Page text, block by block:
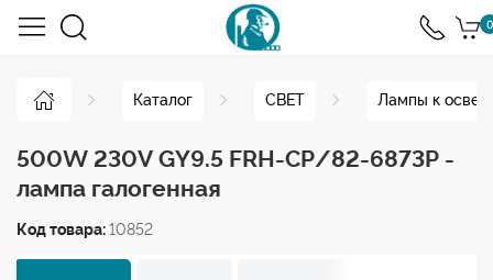
0
Каталог СВЕТ Лампы к
500W 230V GY9.5 FRH-CP/82-6873P -
лампа галогенная
Код товара:10852